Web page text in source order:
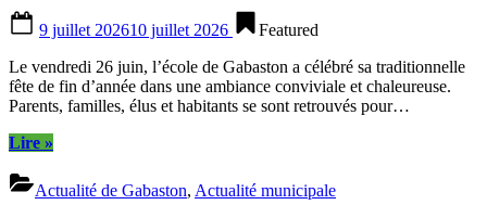
on
9 juillet 202610 juillet 2026
Featured
Le vendredi 26 juin, l’école de Gabaston a célébré sa traditionnelle
fête de fin d’année dans une ambiance conviviale et chaleureuse.
Parents, familles, élus et habitants se sont retrouvés pour…
Lire“Une
fête
de
»
Actualité de Gabaston, Actualité municipale